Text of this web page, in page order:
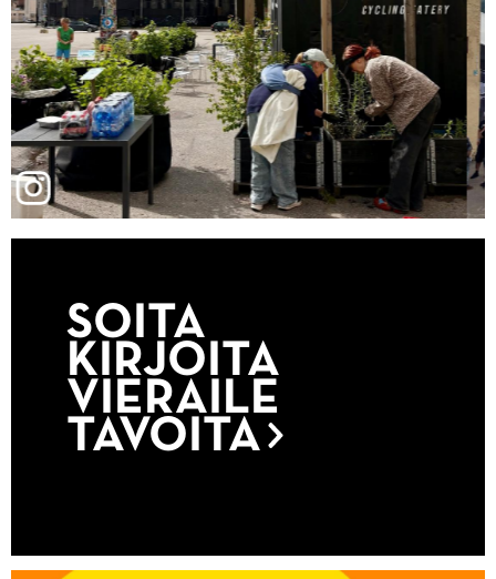
SOITA
KIRJOITA
VIERAILE
TAVOITA